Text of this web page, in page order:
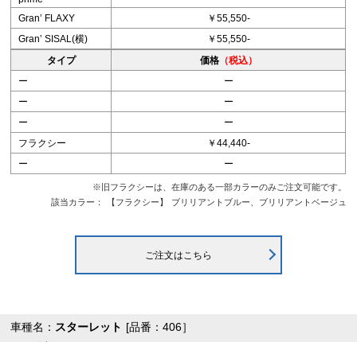
Granʼ FLAXY
￥55,550-
Granʼ SISAL(横)
￥55,550-
タイプ
価格（税込）
ー
ー
ー
ー
ー
ー
フラクシー
￥44,440-
ー
ー
※旧フラクシーは、在庫のある一部カラーのみご注文可能です。
該当カラー：
【フラクシー】 ブリリアントブルー、ブリリアントベージュ
ご注文はこちら
車種名： スターレット [品番：406］